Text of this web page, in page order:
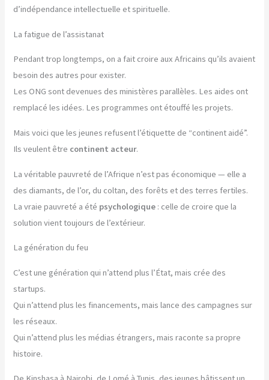
d’indépendance intellectuelle et spirituelle.
La fatigue de l’assistanat
Pendant trop longtemps, on a fait croire aux Africains qu’ils avaient
besoin des autres pour exister.
Les ONG sont devenues des ministères parallèles. Les aides ont
remplacé les idées. Les programmes ont étouffé les projets.
Mais voici que les jeunes refusent l’étiquette de “continent aidé”.
Ils veulent être continent acteur.
La véritable pauvreté de l’Afrique n’est pas économique — elle a
des diamants, de l’or, du coltan, des forêts et des terres fertiles.
La vraie pauvreté a été psychologique : celle de croire que la
solution vient toujours de l’extérieur.
La génération du feu
C’est une génération qui n’attend plus l’État, mais crée des
startups.
Qui n’attend plus les financements, mais lance des campagnes sur
les réseaux.
Qui n’attend plus les médias étrangers, mais raconte sa propre
histoire.